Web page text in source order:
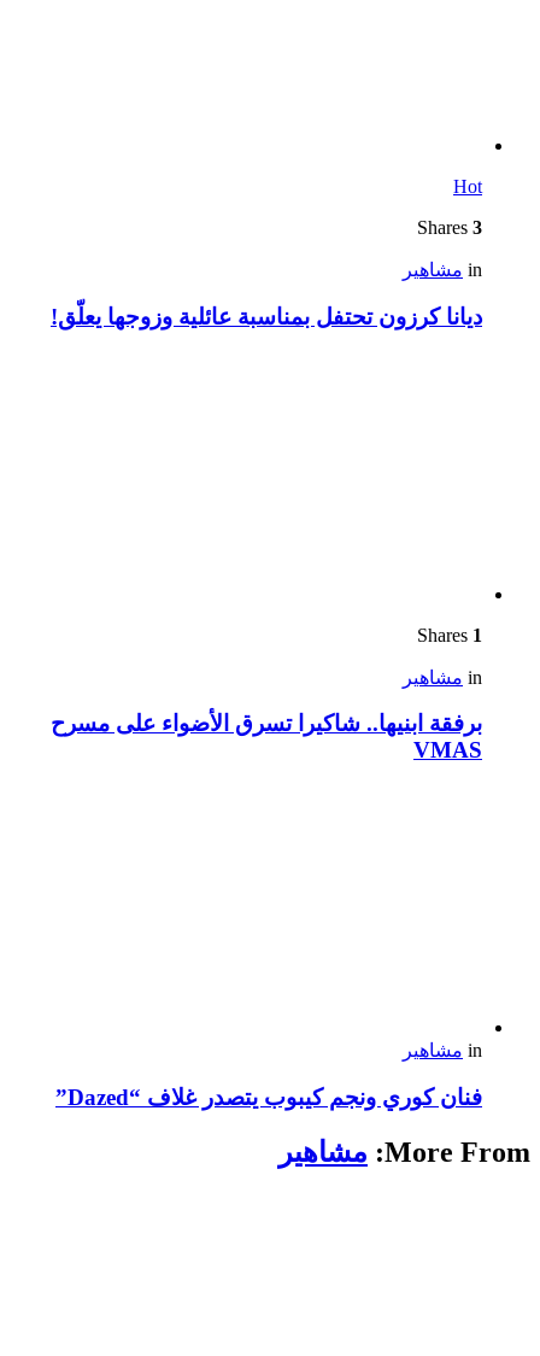
Hot
3
in مشاهير
ديانا كرزون تحتفل بمناسبة عائلية وزوجها يعلّق!
1
in مشاهير
برفقة ابنيها.. شاكيرا تسرق الأضواء على مسرح
VMAS
in مشاهير
فنان كوري ونجم كيبوب يتصدر غلاف “Dazed”
More From: مشاهير